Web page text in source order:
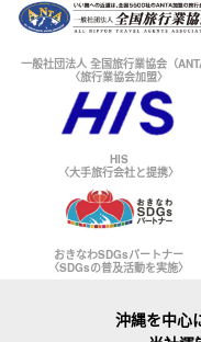
一般社団法人 全国旅行業協会（
〈旅行業協会加盟〉
HIS
〈大手旅行会社と提携〉
おきなわSDGsパートナー
〈SDGsの普及活動を実施〉
沖縄を中心